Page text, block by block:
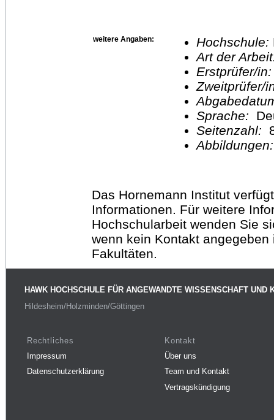
weitere Angaben: Hochschule:
Art der
Erstprüfer/
Sprache:
Seitenzahl:
Das Hornemann Institut
Informationen. Für weitere
Hochschularbeit wenden Sie
wenn kein Kontakt
Fakultäten.
HAWK HOCHSCHULE FÜR ANGEWANDTE WISSENSCHAFT UND
Hildesheim/Holzminden/Göttingen
Rechtliches
Impressum
Datenschutzerklärung
Kontakt
Über uns
Team und Kontakt
Vertragskündigung